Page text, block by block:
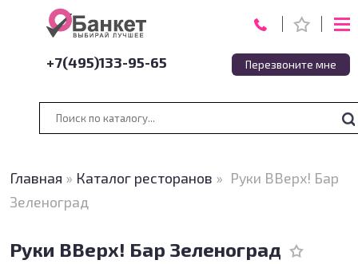
+7(495)133-95-65 Перезвоните мне
Главная » Каталог ресторанов » Руки ВВерх! Бар
Зеленоград
Руки ВВерх! Бар Зеленоград